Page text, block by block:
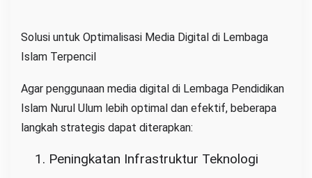
Solusi untuk Optimalisasi Media Digital di Lembaga
Islam Terpencil
Agar penggunaan media digital di Lembaga Pendidikan
Islam Nurul Ulum lebih optimal dan efektif, beberapa
langkah strategis dapat diterapkan:
Peningkatan Infrastruktur Teknologi